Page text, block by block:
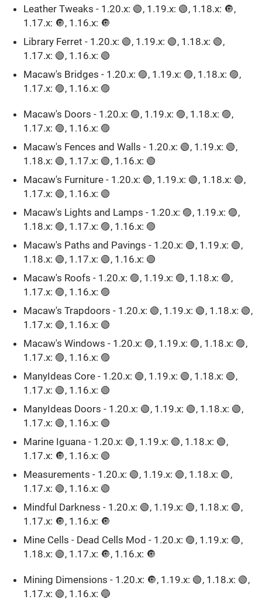
Leather Tweaks - 1.20.x: 🟢, 1.19.x: 🟢, 1.18.x: 🔘,
1.17.x: 🔘, 1.16.x: 🔘
Library Ferret - 1.20.x: 🟢, 1.19.x: 🟢, 1.18.x: 🟢,
1.17.x: 🟢, 1.16.x: 🟢
Macaw's Bridges - 1.20.x: 🟣, 1.19.x: 🟣, 1.18.x: 🟣,
1.17.x: 🟣, 1.16.x: 🟣
Macaw's Doors - 1.20.x: 🟣, 1.19.x: 🟣, 1.18.x: 🟣,
1.17.x: 🟣, 1.16.x: 🟣
Macaw's Fences and Walls - 1.20.x: 🟢, 1.19.x: 🟢,
1.18.x: 🟢, 1.17.x: 🟢, 1.16.x: 🟢
Macaw's Furniture - 1.20.x: 🟢, 1.19.x: 🟢, 1.18.x: 🟢,
1.17.x: 🟢, 1.16.x: 🟢
Macaw's Lights and Lamps - 1.20.x: 🟣, 1.19.x: 🟣,
1.18.x: 🟣, 1.17.x: 🟣, 1.16.x: 🟣
Macaw's Paths and Pavings - 1.20.x: 🟢, 1.19.x: 🟢,
1.18.x: 🟢, 1.17.x: 🟢, 1.16.x: 🟢
Macaw's Roofs - 1.20.x: 🟣, 1.19.x: 🟣, 1.18.x: 🟣,
1.17.x: 🟣, 1.16.x: 🟣
Macaw's Trapdoors - 1.20.x: 🟢, 1.19.x: 🟢, 1.18.x: 🟢,
1.17.x: 🟢, 1.16.x: 🟢
Macaw's Windows - 1.20.x: 🟣, 1.19.x: 🟣, 1.18.x: 🟣,
1.17.x: 🟣, 1.16.x: 🟣
ManyIdeas Core - 1.20.x: 🟢, 1.19.x: 🟢, 1.18.x: 🟢,
1.17.x: 🟢, 1.16.x: 🟢
ManyIdeas Doors - 1.20.x: 🟢, 1.19.x: 🟢, 1.18.x: 🟢,
1.17.x: 🟢, 1.16.x: 🟢
Marine Iguana - 1.20.x: 🟢, 1.19.x: 🟢, 1.18.x: 🟢,
1.17.x: 🔘, 1.16.x: 🟢
Measurements - 1.20.x: 🟢, 1.19.x: 🟢, 1.18.x: 🟢,
1.17.x: 🟢, 1.16.x: 🟢
Mindful Darkness - 1.20.x: 🟢, 1.19.x: 🟢, 1.18.x: 🟢,
1.17.x: 🔘, 1.16.x: 🔘
Mine Cells - Dead Cells Mod - 1.20.x: 🟣, 1.19.x: 🟣,
1.18.x: 🟢, 1.17.x: 🔘, 1.16.x: 🔘
Mining Dimensions - 1.20.x: 🔘, 1.19.x: 🟢, 1.18.x: 🟢,
1.17.x: 🟢, 1.16.x: 🔵